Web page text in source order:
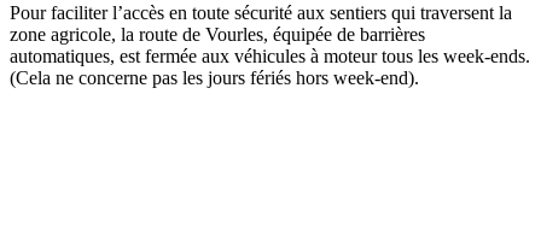
Pour faciliter l’accès en toute sécurité aux sentiers qui traversent la
zone agricole, la route de Vourles, équipée de barrières
automatiques, est fermée aux véhicules à moteur tous les week-ends.
(Cela ne concerne pas les jours fériés hors week-end).